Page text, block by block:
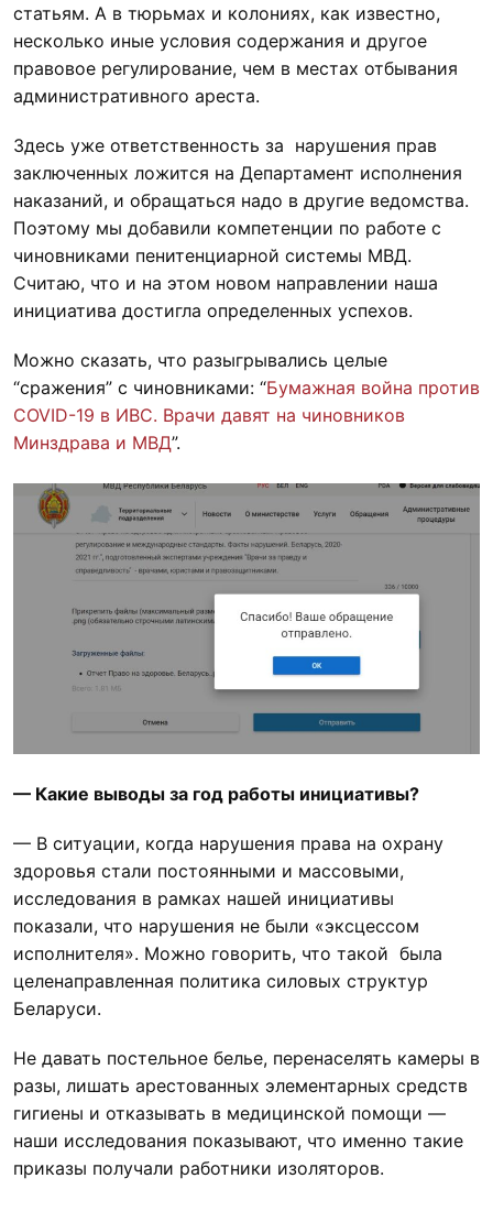
статьям. А в тюрьмах и колониях, как известно,
несколько иные условия содержания и другое
правовое регулирование, чем в местах отбывания
административного ареста.
Здесь уже ответственность за нарушения прав
заключенных ложится на Департамент исполнения
наказаний, и обращаться надо в другие ведомства.
Поэтому мы добавили компетенции по работе с
чиновниками пенитенциарной системы МВД.
Считаю, что и на этом новом направлении наша
инициатива достигла определенных успехов.
Можно сказать, что разыгрывались целые
“сражения” с чиновниками: “Бумажная война против
COVID-19 в ИВС. Врачи давят на чиновников
Минздрава и МВД”.
— Какие выводы за год работы инициативы?
— В ситуации, когда нарушения права на охрану
здоровья стали постоянными и массовыми,
исследования в рамках нашей инициативы
показали, что нарушения не были «эксцессом
исполнителя». Можно говорить, что такой была
целенаправленная политика силовых структур
Беларуси.
Не давать постельное белье, перенаселять камеры в
разы, лишать арестованных элементарных средств
гигиены и отказывать в медицинской помощи —
наши исследования показывают, что именно такие
приказы получали работники изоляторов.